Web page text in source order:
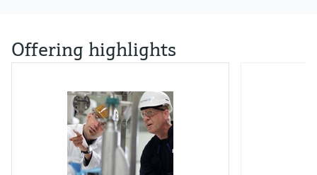
Offering highlights